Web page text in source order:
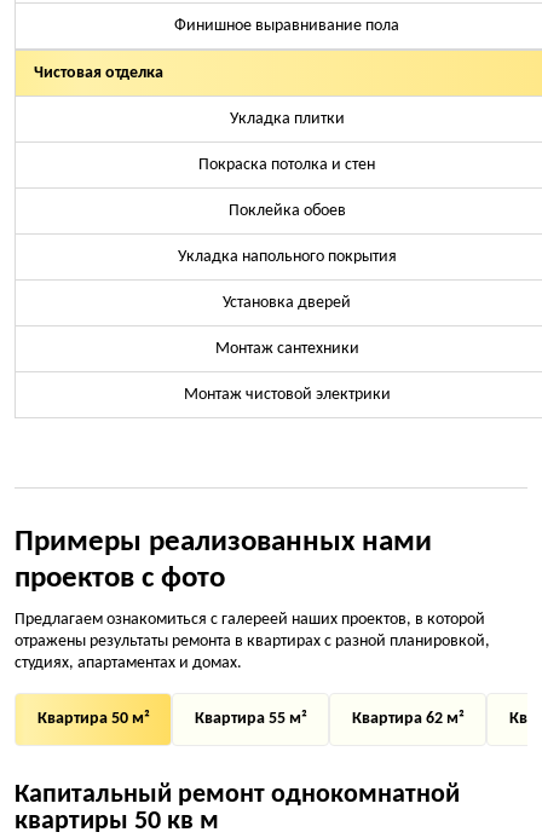
Финишное выравнивание пола
Чистовая отделка
Укладка плитки
Покраска потолка и стен
Поклейка обоев
Укладка напольного покрытия
Установка дверей
Монтаж сантехники
Монтаж чистовой электрики
Примеры реализованных нами
проектов с фото
Предлагаем ознакомиться с галереей наших проектов, в которой
отражены результаты ремонта в квартирах с разной планировкой,
студиях, апартаментах и домах.
Квартира 50 м² Квартира 55 м² Квартира 62 м²
Капитальный ремонт однокомнатной
квартиры 50 кв м